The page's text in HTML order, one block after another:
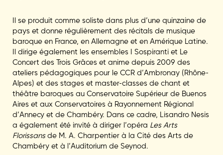
Il se produit comme soliste dans plus d’une quinzaine de
pays et donne régulièrement des récitals de musique
baroque en France, en Allemagne et en Amérique Latine.
Il dirige également les ensembles I Sospiranti et Le
Concert des Trois Grâces et anime depuis 2009 des
ateliers pédagogiques pour le CCR d’Ambronay (Rhône-
Alpes) et des stages et master-classes de chant et
théâtre baroques au Conservatoire Supérieur de Buenos
Aires et aux Conservatoires à Rayonnement Régional
d’Annecy et de Chambéry. Dans ce cadre, Lisandro Nesis
a également été invité à diriger l’opéra Les Arts
Florissansde M. A. Charpentier à la Cité des Arts de
Chambéry et à l’Auditorium de Seynod.